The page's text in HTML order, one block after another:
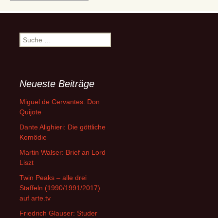
Suche
nach:
Neueste Beiträge
Miguel de Cervantes: Don
Quijote
Dante Alighieri: Die göttliche
Komödie
Martin Walser: Brief an Lord
Liszt
Twin Peaks – alle drei
Staffeln (1990/1991/2017)
auf arte.tv
Friedrich Glauser: Studer